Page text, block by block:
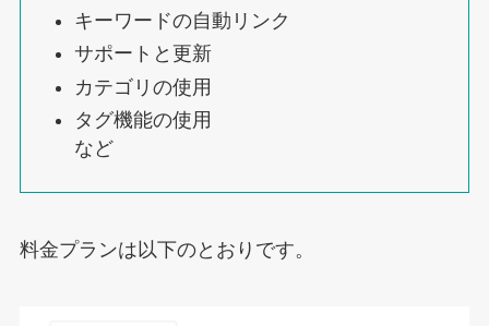
キーワードの自動リンク
サポートと更新
カテゴリの使用
タグ機能の使用
など
料金プランは以下のとおりです。